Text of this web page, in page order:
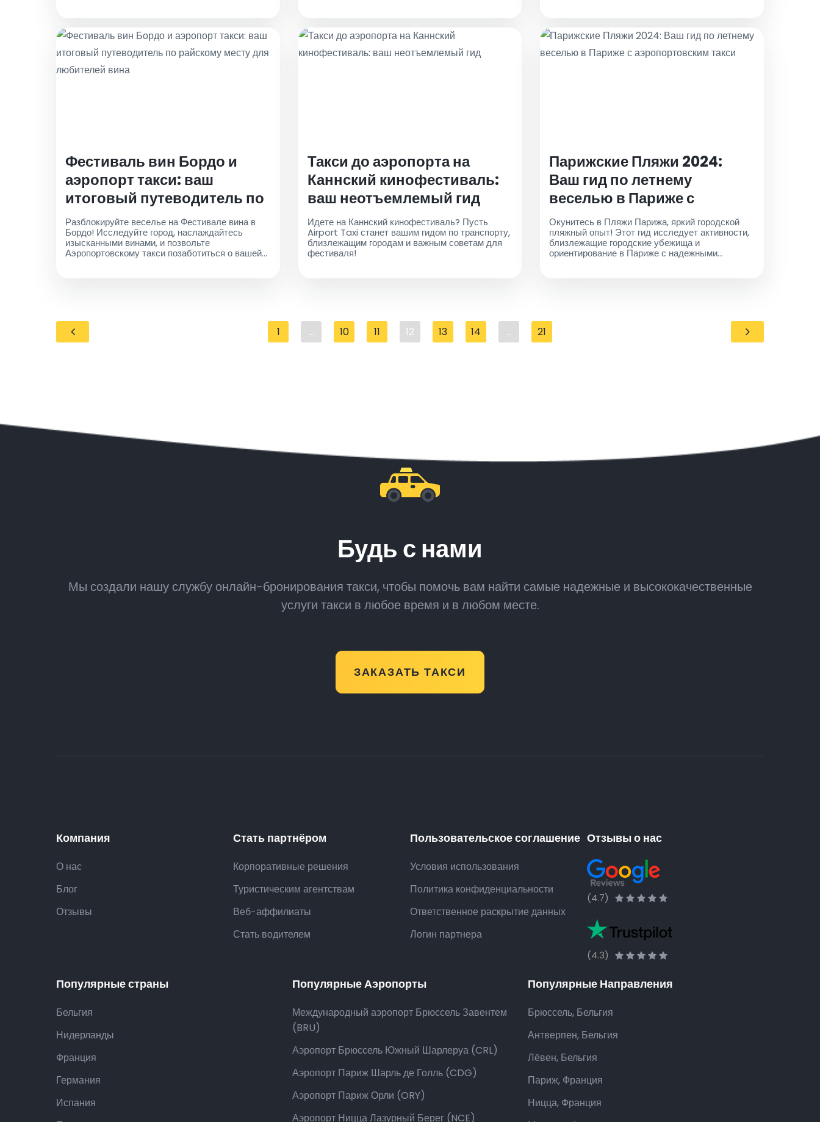
Фестиваль вин Бордо и
аэропорт такси: ваш
итоговый путеводитель по
райскому месту для
любителей вина
Разблокируйте веселье на Фестивале вина в
Бордо! Исследуйте город, наслаждайтесь
изысканными винами, и позвольте
Аэропортовскому такси позаботиться о вашей
Такси до аэропорта на
Каннский кинофестиваль:
ваш неотъемлемый гид
Идете на Каннский кинофестиваль? Пусть
Airport Taxi станет вашим гидом по транспорту,
близлежащим городам и важным советам для
фестиваля!
Парижские Пляжи 2024:
Ваш гид по летнему
веселью в Париже с
аэропортовским такси
Окунитесь в Пляжи Парижа, яркий городской
пляжный опыт! Этот гид исследует активности,
близлежащие городские убежища и
ориентирование в Париже с надежными
1 ... 10 11 12 13 14 ... 21
Будь с нами
Мы создали нашу службу онлайн-бронирования такси, чтобы помочь вам найти самые надежные и высококачественные
услуги такси в любое время и в любом месте.
ЗАКАЗАТЬ ТАКСИ
Компания
О нас
Блог
Отзывы
Стать партнёром
Корпоративные решения
Туристическим агентствам
Веб-аффилиаты
Стать водителем
Пользовательское соглашение
Условия использования
Политика конфиденциальности
Ответственное раскрытие данных
Логин партнера
Отзывы о нас
(4.7)
(4.3)
Популярные страны
Бельгия
Нидерланды
Франция
Германия
Испания
Популярные Аэропорты
Международный аэропорт Брюссель Завентем
(BRU)
Аэропорт Брюссель Южный Шарлеруа (CRL)
Аэропорт Париж Шарль де Голль (CDG)
Аэропорт Париж Орли (ORY)
Аэропорт Ницца Лазурный Берег (NCE)
Популярные Направления
Брюссель, Бельгия
Антверпен, Бельгия
Лёвен, Бельгия
Париж, Франция
Ницца, Франция